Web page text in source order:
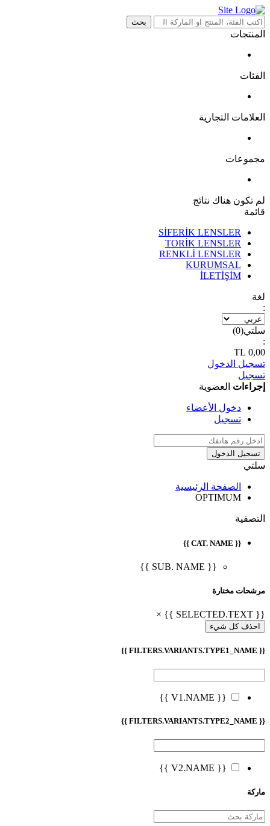
بحث
المنتجات
الفئات
العلامات التجارية
مجموعات
لم تكون هناك نتائج
قائمة
SİFERİK LENSLER
TORİK LENSLER
RENKLİ LENSLER
KURUMSAL
İLETİŞİM
لغة
:
سلتي(0
)
:
0,00
تسجيل الدخول
تسجيل
إجراءات العضوية
دخول الأعضاء
تسجيل
تسجيل الدخول
سلتي
الصفحة الرئيسية
OPTIMUM
التصفية
{{ CAT. NAME }}
{{ SUB. NAME }}
مرشحات مختارة
{{ SELECTED.TEXT }} ×
احذف كل شيء
{{ FILTERS.VARIANTS.TYPE1_NAME }}
{{ V1.NAME }}
{{ FILTERS.VARIANTS.TYPE2_NAME }}
{{ V2.NAME }}
ماركة